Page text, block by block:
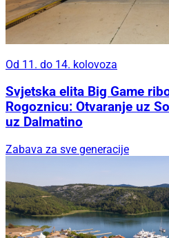
Od 11. do 14. kolovoza
Svjetska elita Big Game
Rogoznicu: Otvaranje uz
uz Dalmatino
Zabava za sve generacije